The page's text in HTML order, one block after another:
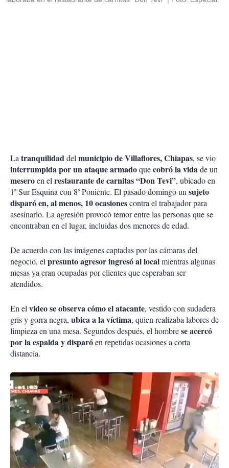
Latranquilidaddelmunicipio de Villaflores, Chiapas, se vio
interrumpida por un ataque armadoquecobró la vidade un
meseroen elrestaurante de carnitas “Don Tevi”, ubicado en
1ª Sur Esquina con 8ª Poniente. El pasado domingo unsujeto
disparó en, al menos, 10 ocasionescontra el trabajador para
asesinarlo. La agresión provocó temor entre las personas que se
encontraban en el lugar, incluidas dos menores de edad.
De acuerdo con las imágenes captadas por las cámaras del
negocio, elpresunto agresor ingresó al localmientras algunas
mesas ya eran ocupadas por clientes que esperaban ser
atendidos.
En elvideo se observa cómo el atacante, vestido con sudadera
gris y gorra negra, ubica a la víctima, quien realizaba labores de
limpieza en una mesa. Segundos después, el hombrese acercó
por la espalda y disparóen repetidas ocasiones a corta
distancia.